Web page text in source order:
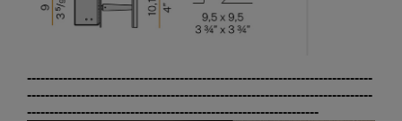
-----------------------------------------------------------------------------
-----------------------------------------------------------------------------
-----------------------------------------------------------------